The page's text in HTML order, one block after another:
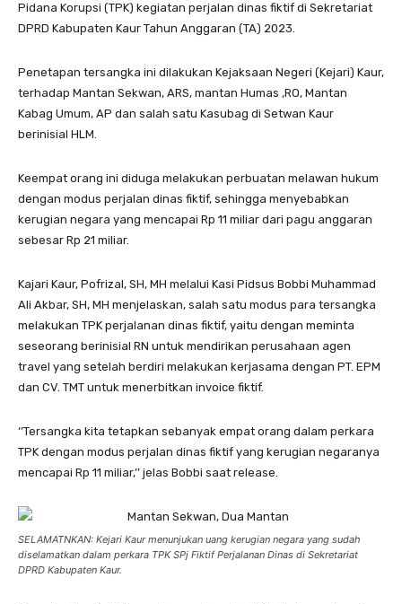
Pidana Korupsi (TPK) kegiatan perjalan dinas fiktif di Sekretariat
DPRD Kabupaten Kaur Tahun Anggaran (TA) 2023.
Penetapan tersangka ini dilakukan Kejaksaan Negeri (Kejari) Kaur,
terhadap Mantan Sekwan, ARS, mantan Humas ,RO, Mantan
Kabag Umum, AP dan salah satu Kasubag di Setwan Kaur
berinisial HLM.
Keempat orang ini diduga melakukan perbuatan melawan hukum
dengan modus perjalan dinas fiktif, sehingga menyebabkan
kerugian negara yang mencapai Rp 11 miliar dari pagu anggaran
sebesar Rp 21 miliar.
Kajari Kaur, Pofrizal, SH, MH melalui Kasi Pidsus Bobbi Muhammad
Ali Akbar, SH, MH menjelaskan, salah satu modus para tersangka
melakukan TPK perjalanan dinas fiktif, yaitu dengan meminta
seseorang berinisial RN untuk mendirikan perusahaan agen
travel yang setelah berdiri melakukan kerjasama dengan PT. EPM
dan CV. TMT untuk menerbitkan invoice fiktif.
‘’Tersangka kita tetapkan sebanyak empat orang dalam perkara
TPK dengan modus perjalan dinas fiktif yang kerugian negaranya
mencapai Rp 11 miliar,’’ jelas Bobbi saat release.
SELAMATNKAN: Kejari Kaur menunjukan uang kerugian negara yang sudah
diselamatkan dalam perkara TPK SPj Fiktif Perjalanan Dinas di Sekretariat
DPRD Kabupaten Kaur.